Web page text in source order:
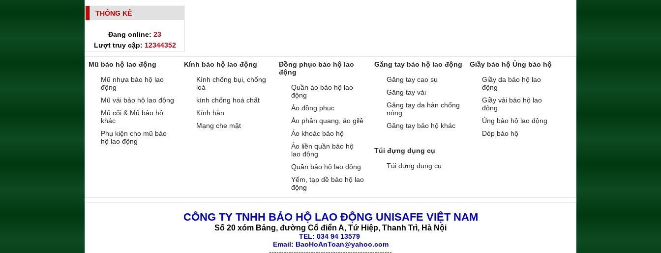
THỐNG KÊ
Đang online: 23
Lượt truy cập: 12344352
Mũ bảo hộ lao động
Mũ nhựa bảo hộ lao
động
Mũ vải bảo hộ lao động
Mũ cối & Mũ bảo hộ
khác
Phụ kiện cho mũ bảo
hộ lao động
Kính bảo hộ lao động
Kính chống bụi, chống
loá
kính chống hoá chất
Kính hàn
Mạng che mặt
Đồng phục bảo hộ lao
động
Quần áo bảo hộ lao
động
Áo đồng phục
Áo phản quang, áo gilê
Áo khoác bảo hộ
Áo liền quần bảo hộ
lao động
Quần bảo hộ lao động
Yếm, tạp dề bảo hộ lao
động
Găng tay bảo hộ lao động
Găng tay cao su
Găng tay vải
Găng tay da hàn chống
nóng
Găng tay bảo hộ khác
Giầy bảo hộ Ủng bảo hộ
Giầy da bảo hộ lao
động
Giầy vải bảo hộ lao
động
Ủng bảo hộ lao động
Dép bảo hộ
Túi đựng dụng cụ
Túi đựng dụng cụ
CÔNG TY TNHH BẢO HỘ LAO ĐỘNG UNISAFE VIỆT NAM
Số 20 xóm Bảng, đường Cổ điển A, Tứ Hiệp, Thanh Trì, Hà Nội
TEL: 034 94 13579
Email: BaoHoAnToan@yahoo.com